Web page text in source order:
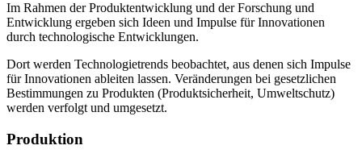
Im Rahmen der Produktentwicklung und der Forschung und
Entwicklung ergeben sich Ideen und Impulse für Innovationen
durch technologische Entwicklungen.
Dort werden Technologietrends beobachtet, aus denen sich Impulse
für Innovationen ableiten lassen. Veränderungen bei gesetzlichen
Bestimmungen zu Produkten (Produktsicherheit, Umweltschutz)
werden verfolgt und umgesetzt.
Produktion